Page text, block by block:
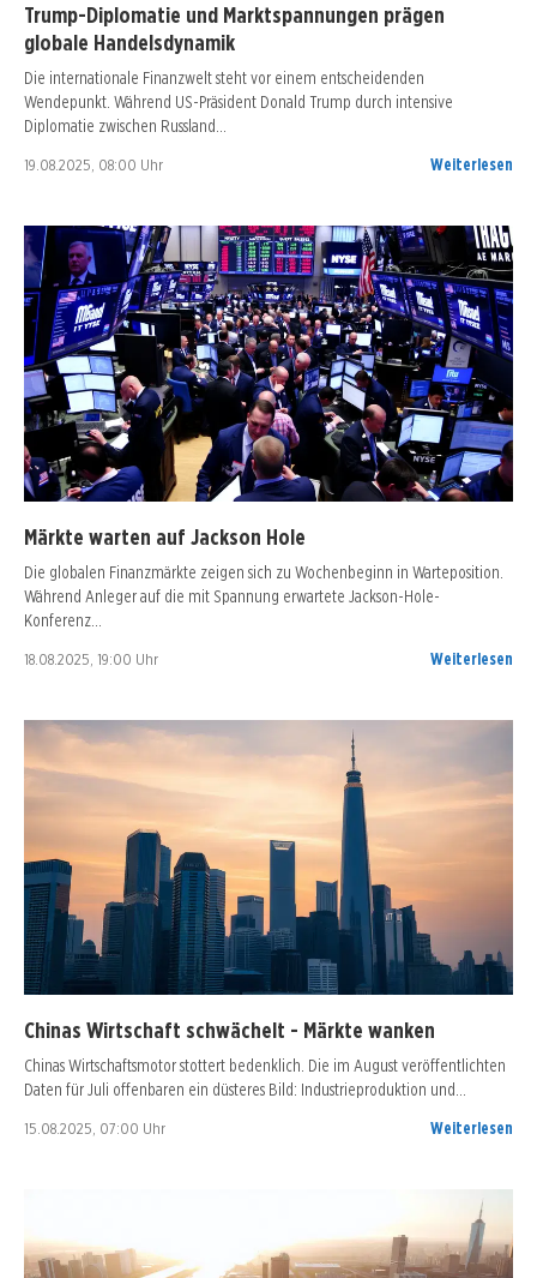
Trump-Diplomatie und Marktspannungen prägen
globale Handelsdynamik
Die internationale Finanzwelt steht vor einem entscheidenden
Wendepunkt. Während US-Präsident Donald Trump durch intensive
Diplomatie zwischen Russland…
19.08.2025, 08:00 Uhr Weiterlesen
Märkte warten auf Jackson Hole
Die globalen Finanzmärkte zeigen sich zu Wochenbeginn in Warteposition.
Während Anleger auf die mit Spannung erwartete Jackson-Hole-
Konferenz…
18.08.2025, 19:00 Uhr Weiterlesen
Chinas Wirtschaft schwächelt - Märkte wanken
Chinas Wirtschaftsmotor stottert bedenklich. Die im August veröffentlichten
Daten für Juli offenbaren ein düsteres Bild: Industrieproduktion und…
15.08.2025, 07:00 Uhr Weiterlesen